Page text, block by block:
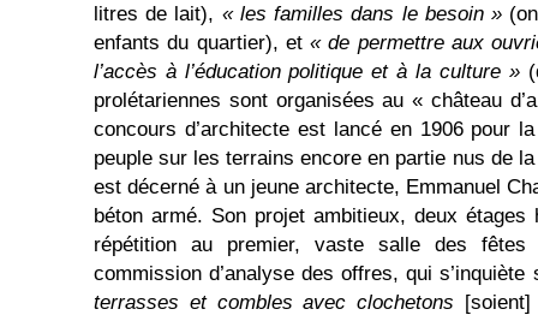
litres de lait), « les familles dans le besoin »(on
enfants du quartier), et « de permettre aux
l’accès à l’éducation politique et à la culture »
prolétariennes sont organisées au « château
concours d’architecte est lancé en 1906 pour
peuple sur les terrains encore en partie nus de
est décerné à un jeune architecte, Emmanuel
béton armé. Son projet ambitieux, deux
répétition au premier, vaste salle des
commission d’analyse des offres, qui
terrasses et combles avec clochetons